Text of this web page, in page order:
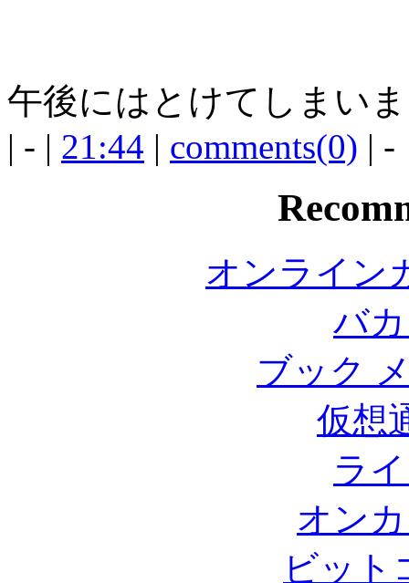
午後にはとけてしまい
| - | 21:44 | comments(0) | -
オンライン
バ
ブック
仮想
ラ
オン
ビット